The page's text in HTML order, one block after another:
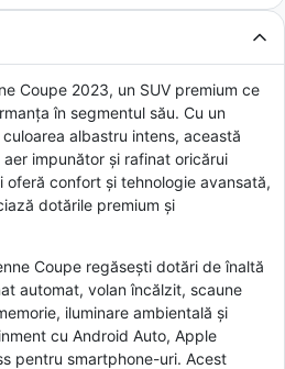
Coupe 2023, un SUV premium ce
în segmentul său. Cu un
albastru intens, această
impunător și rafinat oricărui
oferă confort și tehnologie avansată,
dotările premium și
Coupe regăsești dotări de înaltă
automat, volan încălzit, scaune
iluminare ambientală și
cu Android Auto, Apple
pentru smartphone-uri. Acest